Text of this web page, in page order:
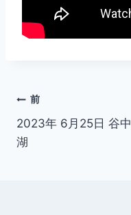
投
稿
前
2023年 6月25日 谷中
湖